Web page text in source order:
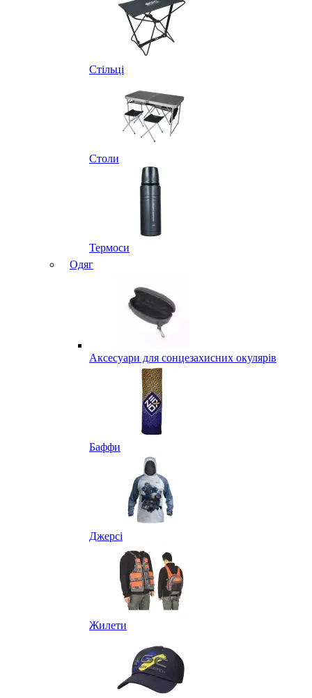
Стільці
Столи
Термоси
Одяг
Аксесуари для сонцезахисних окулярів
Баффи
Джерсі
Жилети